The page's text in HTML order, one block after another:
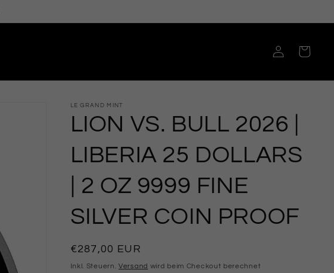
EinloggenWarenkorb
LE GRAND MINT
LION VS. BULL 2026 |
LIBERIA 25 DOLLARS
| 2 OZ 9999 FINE
SILVER COIN PROOF
Normaler
Preis
€287,00 EUR
Inkl. Steuern.Versand wird beim Checkout berechnet